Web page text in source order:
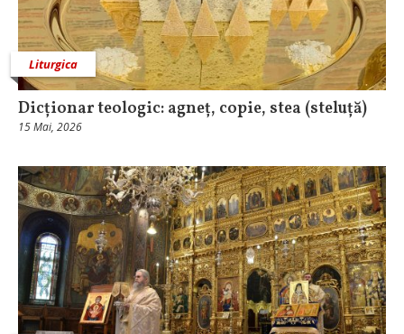
Liturgica
Dicționar teologic: agneț, copie, stea (steluță)
15 Mai, 2026